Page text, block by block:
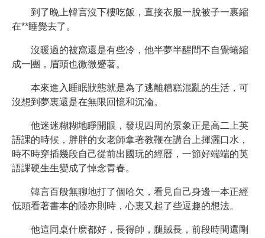
到了晚上韓言沒下樓吃飯，直接衣服一脫被子一裹縮
在**睡覺去了。
沒暖過的被窩還是有些冷，他半夢半醒間不自覺蜷縮
成一團，眉頭也微微蹙著。
本來進入睡眠狀態就是為了逃離糟糕混亂的生活，可
沒想到夢裏還是在無限回憶和沉淪。
他迷迷糊糊地睜開眼，發現四周的景象正是高二上英
語課的時候，胖胖的女老師拿著教鞭在講台上揮灑口水，
時不時穿插幾段自己從前出國玩的經曆，一節好端端的英
語課硬生生變成了悼念青春。
韓言百般無聊地打了個哈欠，看見自己身邊一本正經
低頭看著書本的陸亦則時，心裏又起了些逗趣的想法。
他這同桌什麽都好，長得帥，腿賊長，前段時間還剛